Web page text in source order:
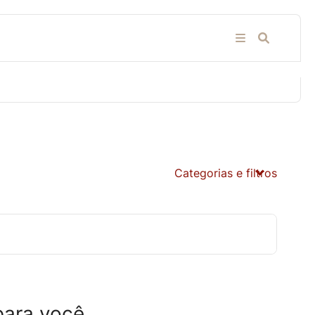
Categorias e filtros